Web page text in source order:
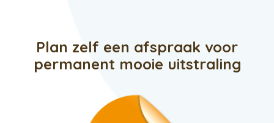
Plan zelf een afspraak voor
permanent mooie uitstraling